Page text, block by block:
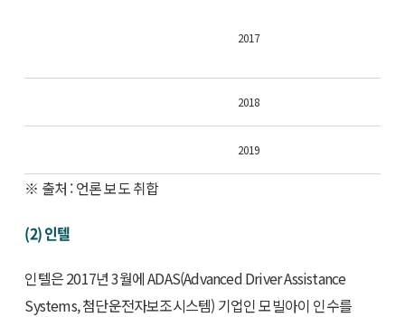
2017
2018
2019
※ 출처 : 언론 보도 취합
(2) 인텔
인텔은 2017년 3월에 ADAS(Advanced Driver Assistance
Systems, 첨단운전자보조시스템) 기업인 모빌아이 인수를